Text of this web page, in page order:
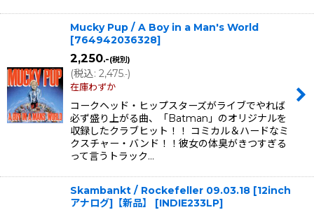
Mucky Pup / A Boy in a Man's World
[764942036328]
2,250.-(税別)
(税込: 2,475.-)
在庫わずか
コークヘッド・ヒップスターズがライブでやれば
必ず盛り上がる曲、「Batman」のオリジナルを
収録したクラブヒット！！ コミカル＆ハードなミ
クスチャー・バンド！！彼女の体臭がきつすぎる
って言うトラック…
Skambankt / Rockefeller 09.03.18 [12inch
アナログ]【新品】
[INDIE233LP]